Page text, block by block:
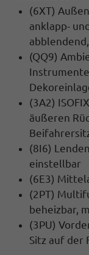
(6XT)
anklapp-
(QQ9)
(3A2)
äußeren
(8I6)
einstellbar
(6E3)
(2PT)
beheizbar,
(3PU)
Sitz auf der